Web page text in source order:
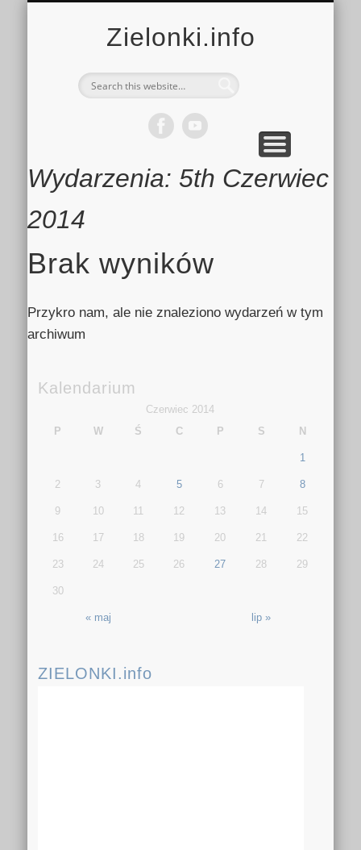
Zielonki.info
Wydarzenia: 5th Czerwiec
2014
Brak wyników
Przykro nam, ale nie znaleziono wydarzeń w tym
archiwum
Kalendarium
Czerwiec 2014
P
W Ś C P S N
« maj lip »
1
2 3 4 5 6 7 8
9 10 11 12 13 14 15
16 17 18 19 20 21 22
23 24 25 26 27 28 29
30
ZIELONKI.info